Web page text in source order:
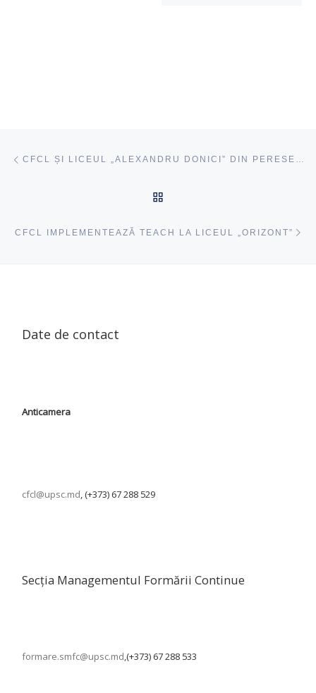
CFCL ȘI LICEUL „ALEXANDRU DONICI” DIN PERESECINA ÎN PARTENERIAT PENTRU DEZVOLTAREA RELAȚIILOR PROFESOR-ELEV
CFCL IMPLEMENTEAZĂ TEACH LA LICEUL „ORIZONT”
Date de contact
Anticamera
cfcl@upsc.md, (+373) 67 288 529
Secția Managementul Formării Continue
formare.smfc@upsc.md,(+373) 67 288 533